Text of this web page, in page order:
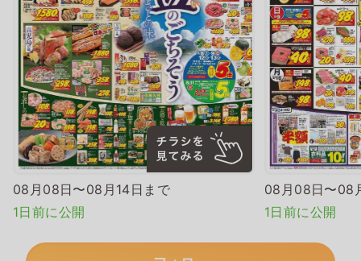
08月08日〜08月14日まで
1日前に公開
08月08日〜08
1日前に公開